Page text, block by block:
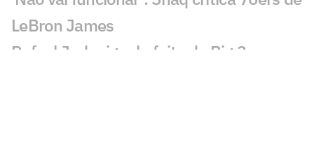
LeBron James
Rafael Jodar iguala feito do Big 3,